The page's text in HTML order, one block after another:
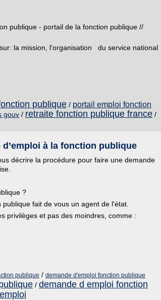
publique - portail de la fonction publique //
la mission, l'organisation du service national
publique / portail emploi fonction
gouv / retraite fonction publique france /
à la fonction publique
décrire la procédure pour faire une demande
?
fait de vous un agent de l'état.
privilèges et pas des moindres, comme :
publique / demande d'emploi fonction publique
/ demande d emploi fonction